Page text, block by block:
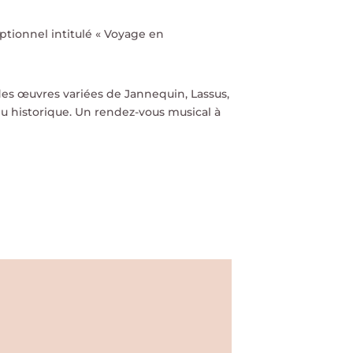
intitulé « Voyage en
œuvres variées de Jannequin, Lassus,
historique. Un rendez-vous musical à